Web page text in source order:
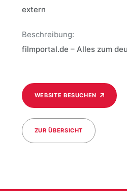
extern
Beschreibung:
filmportal.de – Alles zum
WEBSITE BESUCHEN
ZUR ÜBERSICHT